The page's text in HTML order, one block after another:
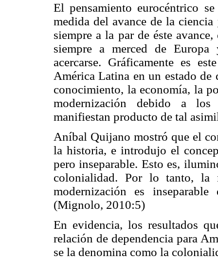
El pensamiento eurocéntrico
medida del avance de la
siempre a la par de éste
siempre a merced de
acercarse. Gráficamente es
América Latina en un estado de
conocimiento, la economía, la
modernización debido a los
manifiestan producto de tal
Aníbal Quijano mostró que el
la historia, e introdujo el
pero inseparable. Esto es,
colonialidad. Por lo tanto, la
modernización es
(Mignolo, 2010:5)
En evidencia, los resultados
relación de dependencia para
se la denomina como la